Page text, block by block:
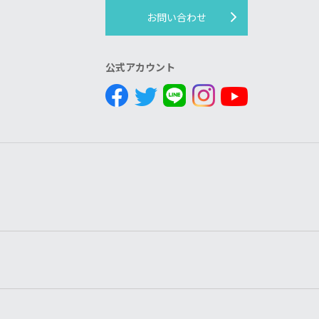
お問い合わせ
公式アカウント